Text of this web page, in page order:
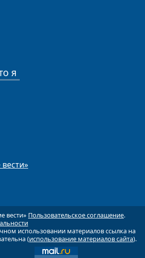
я
вести»
вести» Пользовательское соглашение.
использовании материалов ссылка на
(использование материалов сайта).